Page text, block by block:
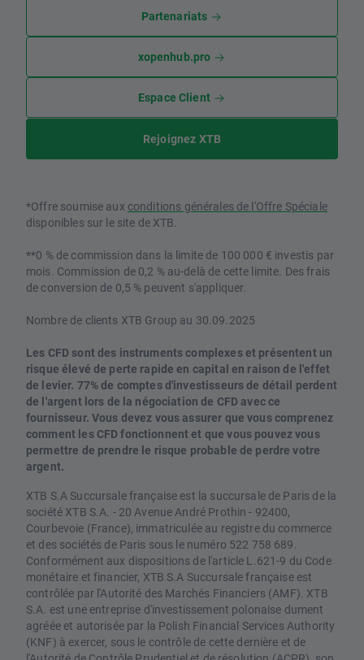
Partenariats
xopenhub.pro
Espace Client
Rejoignez XTB
*Offre soumise aux conditions générales de l'Offre Spéciale
disponibles sur le site de XTB.
**0 % de commission dans la limite de 100 000 € investis par
mois. Commission de 0,2 % au-delà de cette limite. Des frais
de conversion de 0,5 % peuvent s'appliquer.
Nombre de clients XTB Group au 30.09.2025
Les CFD sont des instruments complexes et présentent un
risque élevé de perte rapide en capital en raison de l'effet
de levier. 77% de comptes d'investisseurs de détail perdent
de l'argent lors de la négociation de CFD avec ce
fournisseur. Vous devez vous assurer que vous comprenez
comment les CFD fonctionnent et que vous pouvez vous
permettre de prendre le risque probable de perdre votre
argent.
XTB S.A Succursale française est la succursale de Paris de la
société XTB S.A. - 20 Avenue André Prothin - 92400,
Courbevoie (France), immatriculée au registre du commerce
et des sociétés de Paris sous le numéro 522 758 689.
Conformément aux dispositions de l'article L.621-9 du Code
monétaire et financier, XTB S.A Succursale française est
contrôlée par l'Autorité des Marchés Financiers (AMF). XTB
S.A. est une entreprise d'investissement polonaise dument
agréée et autorisée par la Polish Financial Services Authority
(KNF) à exercer, sous le contrôle de cette dernière et de